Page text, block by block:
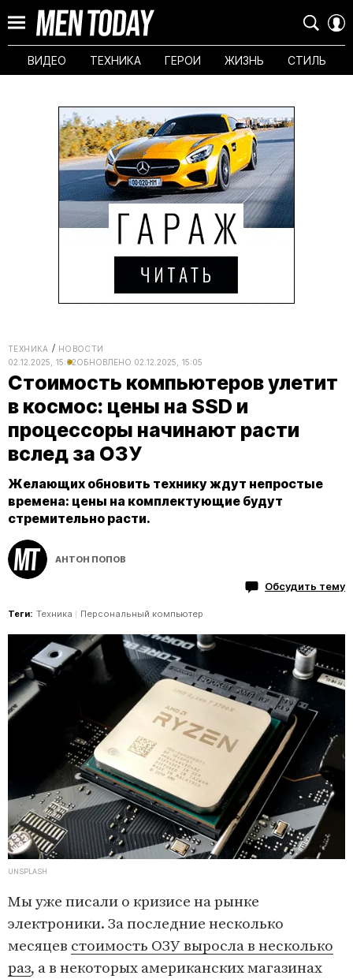
ВИДЕО ТЕХНИКА ГЕРОИ ЖИЗНЬ СТИЛЬ
ТЕХНИКА
НОВОСТИ
02.12.2025, 15:02ОБНОВЛЕНО 02.12.2025, 15:05
Стоимость компьютеров улетит
в космос: цены на SSD и
процессоры начинают расти
вслед за ОЗУ
Желающих обновить технику ждут непростые
времена: цены на комплектующие будут
стремительно расти.
АНТОН ПОПОВ
Обсудить тему
Теги: Техника Персональный компьютер
UNSPLASH
Мы уже писали о кризисе на рынке
электроники. За последние несколько
месяцев стоимость ОЗУ выросла в несколько
раз, а в некоторых американских магазинах